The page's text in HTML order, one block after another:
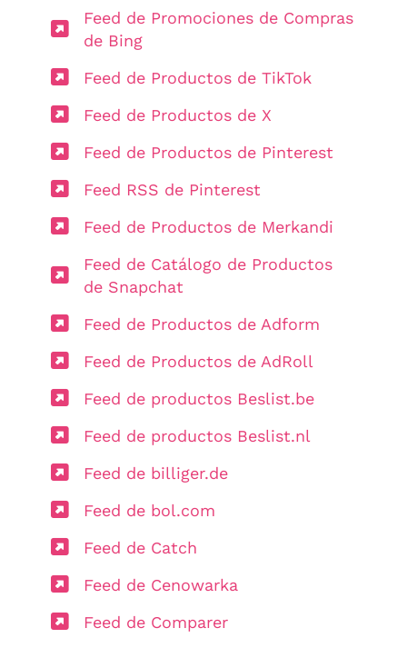
Feed de Promociones de Compras
de Bing
Feed de Productos de TikTok
Feed de Productos de X
Feed de Productos de Pinterest
Feed RSS de Pinterest
Feed de Productos de Merkandi
Feed de Catálogo de Productos
de Snapchat
Feed de Productos de Adform
Feed de Productos de AdRoll
Feed de productos Beslist.be
Feed de productos Beslist.nl
Feed de billiger.de
Feed de bol.com
Feed de Catch
Feed de Cenowarka
Feed de Comparer